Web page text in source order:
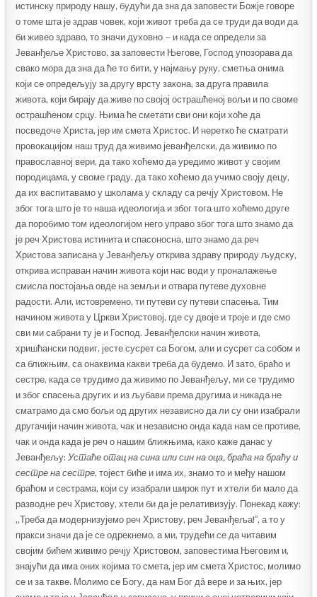
истинску природу нашу, будући да зна да заповести Божје говоре
о томе шта је здрав човек, који живот треба да се труди да води да
би живео здраво, то значи духовно – и када се определи за
Јеванђеље Христово, за заповести Његове, Господ упозорава да
свако мора да зна да ће то бити, у најмању руку, сметња онима
који се опредељују за другу врсту закона, за друга правила
живота, који бирају да живе по својој острашћеној вољи и по своме
острашћеном срцу. Њима ће сметати сви они који хоће да
посведоче Христа, јер им смета Христос. И неретко ће сматрати
провокацијом наш труд да живимо јеванђелски, да живимо по
православној вери, да тако хоћемо да уредимо живот у својим
породицама, у своме граду, да тако хоћемо да учимо своју децу,
да их васпитавамо у школама у складу са речју Христовом. Не
због тога што је то наша идеологија и због тога што хоћемо друге
да поробимо том идеологијом него управо због тога што знамо да
је реч Христова истинита и спасоносна, што знамо да реч
Христова записана у Јеванђељу открива здраву природу људску,
открива исправан начин живота који нас води у проналажење
смисла постојања овде на земљи и отвара путеве духовне
радости. Али, истовремено, ти путеви су путеви спасења. Тим
начином живота у Цркви Христовој, где су двоје и троје и где смо
сви ми сабрани ту је и Господ. Јеванђелски начин живота,
хришћански подвиг, јесте сусрет са Богом, али и сусрет са собом и
са ближњим, са онаквима какви треба да будемо. И зато, браћо и
сестре, када се трудимо да живимо по Јеванђељу, ми се трудимо
и због спасења других и из љубави према другима и никада не
сматрамо да смо бољи од других независно да ли су они изабрали
другачији начин живота, чак и независно онда када нам се противе,
чак и онда када је реч о нашим ближњима, како каже данас у
Јеванђељу:Устаће отац на сина или син на оца, браћа на браћу и
сестре на сестре, тојест биће и има их, знамо то и међу нашом
браћом и сестрама, који су изабрали широк пут и хтели би мало да
разводне реч Христову, хтели би да је релативизују. Понекад кажу:
„Треба да модернизујемо реч Христову, реч Јеванђеља!ˮ, а то у
пракси значи да је се одрекнемо, а ми, трудећи се да читавим
својим бићем живимо речју Христовом, заповестима Његовим и,
знајући да има оних којима то смета, јер им смета Христос, молимо
се и за такве. Молимо се Богу, да нам Бог дâ вере и за њих, јер